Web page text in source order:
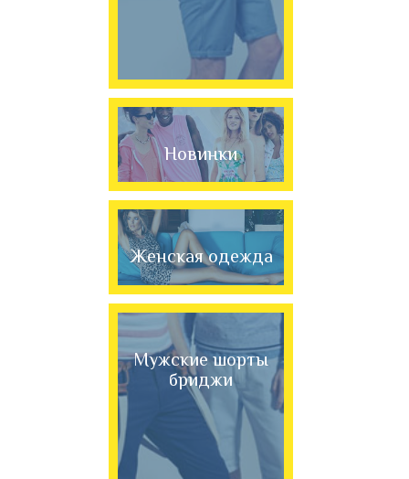
Новинки
Женская одежда
Мужские шорты
бриджи